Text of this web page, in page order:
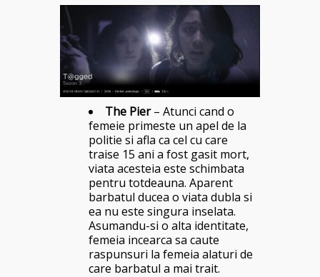
The Pier– Atunci cand o
femeie primeste un apel de la
politie si afla ca cel cu care
traise 15 ani a fost gasit mort,
viata acesteia este schimbata
pentru totdeauna. Aparent
barbatul ducea o viata dubla si
ea nu este singura inselata.
Asumandu-si o alta identitate,
femeia incearca sa caute
raspunsuri la femeia alaturi de
care barbatul a mai trait.